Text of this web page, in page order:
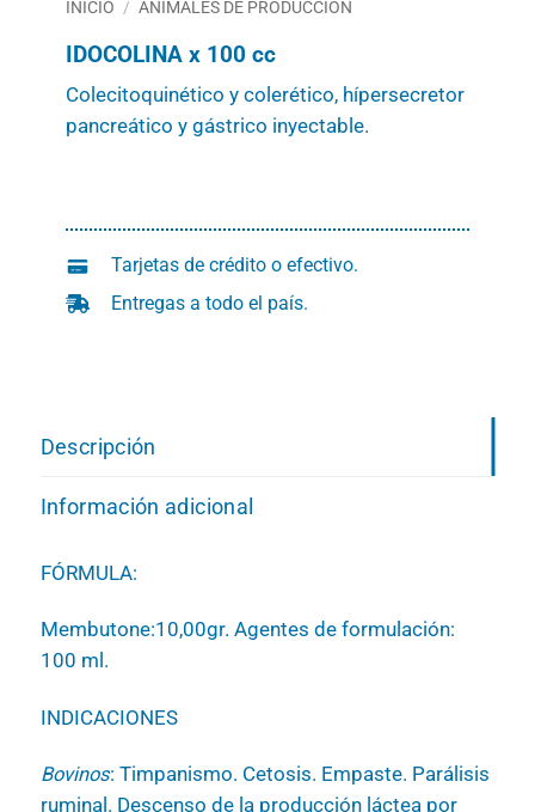
INICIO / ANIMALES DE PRODUCCION
IDOCOLINA x 100 cc
Colecitoquinético y colerético, hípersecretor
pancreático y gástrico inyectable.
Tarjetas de crédito o efectivo.
Entregas a todo el país.
Descripción
Información adicional
FÓRMULA:
Membutone:10,00gr. Agentes de formulación:
100 ml.
INDICACIONES
Bovinos: Timpanismo. Cetosis. Empaste. Parálisis
ruminal. Descenso de la producción láctea por